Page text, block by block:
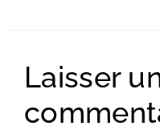
Laisser